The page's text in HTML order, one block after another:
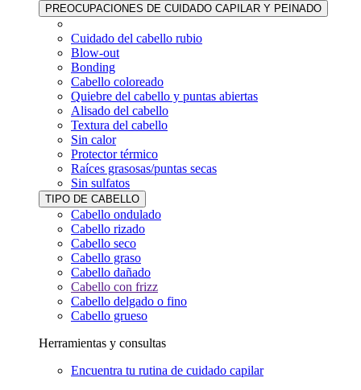
PREOCUPACIONES DE CUIDADO CAPILAR Y PEINADO
Cuidado del cabello rubio
Blow-out
Bonding
Cabello coloreado
Quiebre del cabello y puntas abiertas
Alisado del cabello
Textura del cabello
Sin calor
Protector térmico
Raíces grasosas/puntas secas
Sin sulfatos
TIPO DE CABELLO
Cabello ondulado
Cabello rizado
Cabello seco
Cabello graso
Cabello dañado
Cabello con frizz
Cabello delgado o fino
Cabello grueso
Herramientas y consultas
Encuentra tu rutina de cuidado capilar